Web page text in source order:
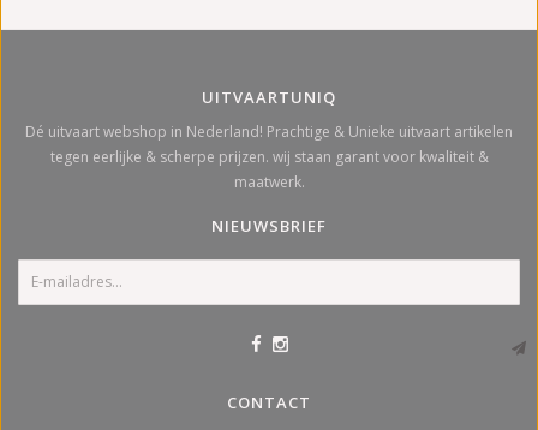
UITVAARTUNIQ
Dé uitvaart webshop in Nederland! Prachtige & Unieke uitvaart artikelen
tegen eerlijke & scherpe prijzen. wij staan garant voor kwaliteit &
maatwerk.
NIEUWSBRIEF
CONTACT